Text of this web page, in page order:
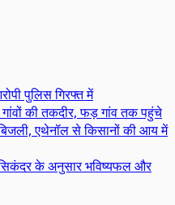
पुलिस गिरफ्त में
की तकदीर, फड़ गांव तक पहुंचे
एथेनॉल से किसानों की आय में
के अनुसार भविष्यफल और